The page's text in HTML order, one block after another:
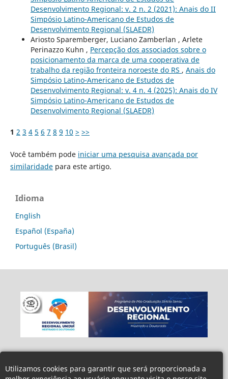
Utilizamos cookies para garantir que será proporcionada a
Desenvolvimento Regional: v. 2 n. 2 (2021): Anais do II
Simpósio Latino-Americano de Estudos de
Desenvolvimento Regional (SLAEDR)
Ariosto Sparemberger, Luciano Zamberlan , Arlete
Perinazzo Kuhn , Percepção dos associados sobre o
posicionamento da marca de uma cooperativa de
trabalho da região fronteira noroeste do RS , Anais do
Simpósio Latino-Americano de Estudos de
Desenvolvimento Regional: v. 4 n. 4 (2025): Anais do IV
Simpósio Latino-Americano de Estudos de
Desenvolvimento Regional (SLAEDR)
1 2 3 4 5 6 7 8 9 10 > >>
Você também pode iniciar uma pesquisa avançada por
similaridadepara este artigo.
Idioma
English
Español (España)
Português (Brasil)